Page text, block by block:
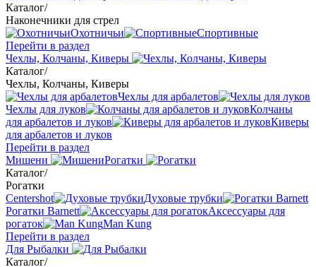
Каталог/
Наконечники для стрел
Охотничьи
Спортивные
Перейти в раздел
Чехлы, Колчаны, Киверы
Каталог/
Чехлы, Колчаны, Киверы
Чехлы для арбалетов
Чехлы для луков
Колчаны
для арбалетов и луков
Киверы
для арбалетов и луков
Перейти в раздел
Мишени
Рогатки
Каталог/
Рогатки
Centershot
Духовые трубки
Рогатки Barnett
Аксессуары для
рогаток
Man Kung
Перейти в раздел
Для Рыбалки
Каталог/